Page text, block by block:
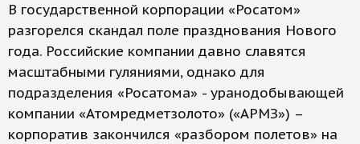
В государственной корпорации «Росатом»
разгорелся скандал поле празднования Нового
года. Российские компании давно славятся
масштабными гуляниями, однако для
подразделения «Росатома» - уранодобывающей
компании «Атомредметзолото» («АРМЗ») –
корпоратив закончился «разбором полетов» на